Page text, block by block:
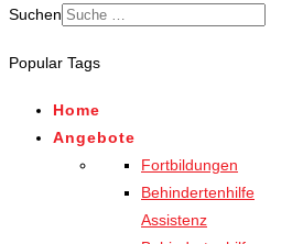
Suchen
for results.
Popular Tags
Home
Angebote
Fortbildungen
Behindertenhilfe
Assistenz